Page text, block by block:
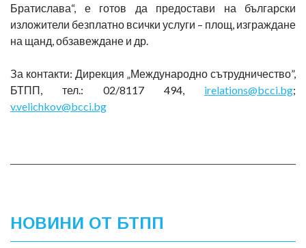
Братислава“, е готов да предостави на български
изложители безплатно всички услуги – площ, изграждане
на щанд, обзавеждане и др.
За контакти: Дирекция „Международно сътрудничество”,
БТПП, тел.: 02/8117 494, irelations@bcci.bg;
v.velichkov@bcci.bg
НОВИНИ ОТ БТПП